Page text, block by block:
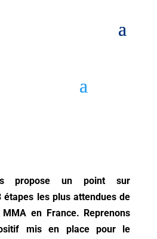
propose un point sur
étapes les plus attendues de
en France. Reprenons
mis en place pour le